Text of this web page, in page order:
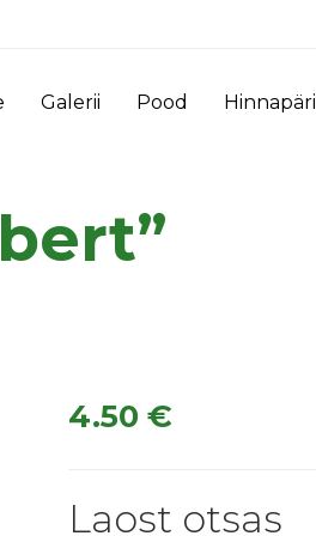
Galerii Pood
4.50€
Laost otsas